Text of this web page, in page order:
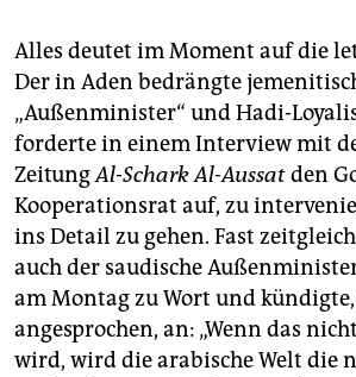
Alles deutet im Moment auf die
Der in Aden bedrängte
„Außenminister“ und Hadi-
forderte in einem Interview mit
ZeitungAl-Schark Al-Aussatden
Kooperationsrat auf, zu
ins Detail zu gehen. Fast
auch der saudische
am Montag zu Wort und
angesprochen, an: „Wenn das
wird, wird die arabische Welt die